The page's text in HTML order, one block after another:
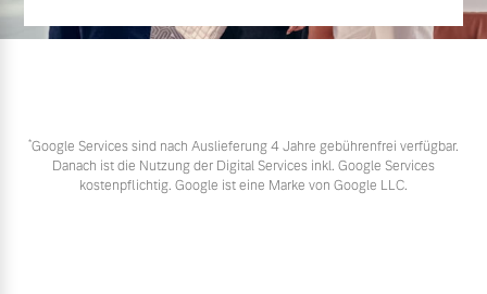
*Google Services sind nach Auslieferung 4 Jahre gebührenfrei verfügbar.
Danach ist die Nutzung der Digital Services inkl. Google Services
kostenpflichtig. Google ist eine Marke von Google LLC.